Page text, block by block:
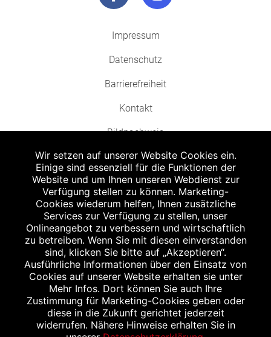
Impressum
Datenschutz
Barrierefreiheit
Kontakt
Bildnachweis
Abgabe in haushaltsüblichen Mengen, solange der Vorrat reicht. Für Druck-
und Satzfehler keine Haftung.
Zu Risiken und Nebenwirkungen lesen Sie die Packungsbeilage und fragen
Sie Ihren Arzt oder Apotheker.
Angabe nach der deutschen Arzneimitteltaxe Apothekenerstattungspreis
(AEP). Der AEP ist keine unverbindliche Preisempfehlung der Hersteller. Der
AEP ist ein von den Apotheken in Ansatz gebrachter Preis für rezeptfreie
Arzneimittel. Er entspricht in der Höhe dem für Apotheken verbindlichen
Abgabepreis, zu dem eine Apotheke in bestimmten Fällen (z.B. bei Kindern
unter 12 Jahren) das Produkt mit der gesetzlichen Krankenversicherung
abrechnet. Der AEP ist der allgemeine Erstattungspreis im Falle einer
Kostenübernahme durch die gesetzlichen Krankenkassen, vor Abzug eines
Zwangsrabattes (zur Zeit 5%) nach §130 Abs. 1 SGB V.
Wir setzen auf unserer Website Cookies ein.
Einige sind essenziell für die Funktionen der
Website und um Ihnen unseren Webdienst zur
Verfügung stellen zu können. Marketing-
Cookies wiederum helfen, Ihnen zusätzliche
Services zur Verfügung zu stellen, unser
Onlineangebot zu verbessern und wirtschaftlich
zu betreiben. Wenn Sie mit diesen einverstanden
sind, klicken Sie bitte auf „Akzeptieren“.
Ausführliche Informationen über den Einsatz von
Cookies auf unserer Website erhalten sie unter
Mehr Infos. Dort können Sie auch Ihre
Zustimmung für Marketing-Cookies geben oder
diese in die Zukunft gerichtet jederzeit
widerrufen. Nähere Hinweise erhalten Sie in